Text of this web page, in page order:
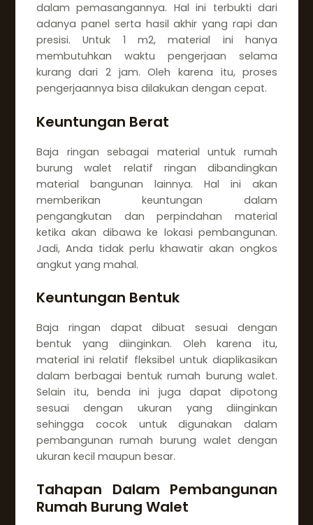
dalam pemasangannya. Hal ini terbukti dari
adanya panel serta hasil akhir yang rapi dan
presisi. Untuk 1 m2, material ini hanya
membutuhkan waktu pengerjaan selama
kurang dari 2 jam. Oleh karena itu, proses
pengerjaannya bisa dilakukan dengan cepat.
Keuntungan Berat
Baja ringan sebagai material untuk rumah
burung walet relatif ringan dibandingkan
material bangunan lainnya. Hal ini akan
memberikan keuntungan dalam
pengangkutan dan perpindahan material
ketika akan dibawa ke lokasi pembangunan.
Jadi, Anda tidak perlu khawatir akan ongkos
angkut yang mahal.
Keuntungan Bentuk
Baja ringan dapat dibuat sesuai dengan
bentuk yang diinginkan. Oleh karena itu,
material ini relatif fleksibel untuk diaplikasikan
dalam berbagai bentuk rumah burung walet.
Selain itu, benda ini juga dapat dipotong
sesuai dengan ukuran yang diinginkan
sehingga cocok untuk digunakan dalam
pembangunan rumah burung walet dengan
ukuran kecil maupun besar.
Tahapan Dalam Pembangunan
Rumah Burung Walet